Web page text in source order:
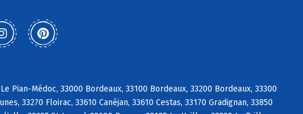
Pian-Médoc, 33000 Bordeaux, 33100 Bordeaux, 33200 Bordeaux, 33300
33270 Floirac, 33610 Canéjan, 33610 Cestas, 33170 Gradignan, 33850